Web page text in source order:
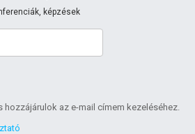
képzések
hozzájárulok az e-mail címem kezeléséhez.